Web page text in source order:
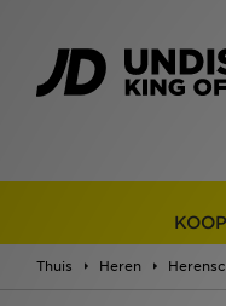
Thuis Heren